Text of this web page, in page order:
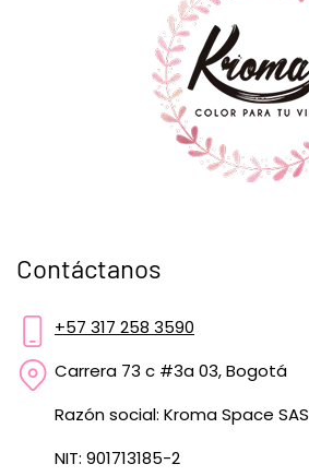
Contáctanos
+57 317 258 3590
Carrera 73 c #3a 03, Bogotá
Razón social: Kroma Space SAS
NIT: 901713185-2